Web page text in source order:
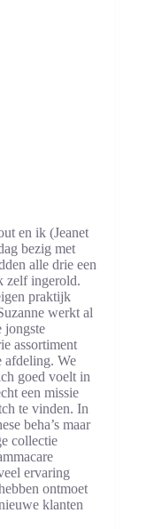
en ik (Jeanet
bezig met
alle drie een
zelf ingerold.
praktijk
werkt al
jongste
assortiment
afdeling. We
goed voelt in
een missie
te vinden. In
beha’s maar
collectie
ervaring
ontmoet
klanten